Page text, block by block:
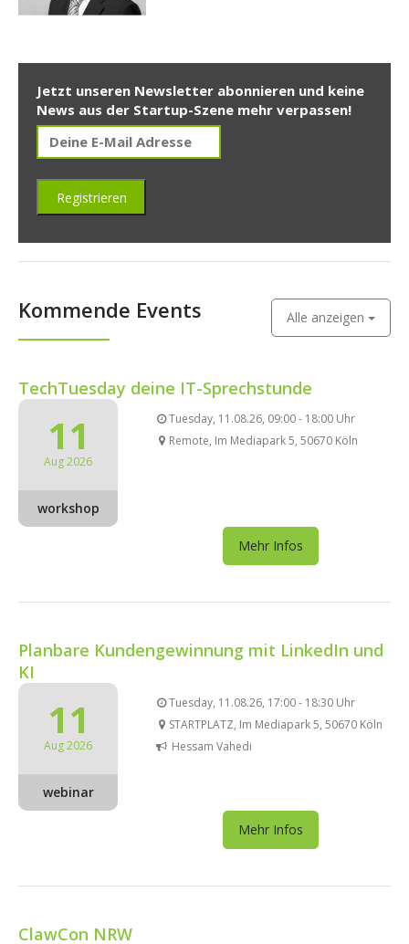
Jetzt unseren Newsletter abonnieren und keine
News aus der Startup-Szene mehr verpassen!
Kommende Events Alle anzeigen
TechTuesday deine IT-Sprechstunde
11
Aug 2026
workshop
Tuesday, 11.08.26, 09:00 - 18:00 Uhr
Remote, Im Mediapark 5, 50670 Köln
Mehr Infos
Planbare Kundengewinnung mit LinkedIn und
KI
11
Aug 2026
webinar
Tuesday, 11.08.26, 17:00 - 18:30 Uhr
STARTPLATZ, Im Mediapark 5, 50670 Köln
Hessam Vahedi
Mehr Infos
ClawCon NRW